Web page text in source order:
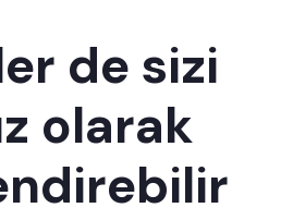
de sizi
olarak